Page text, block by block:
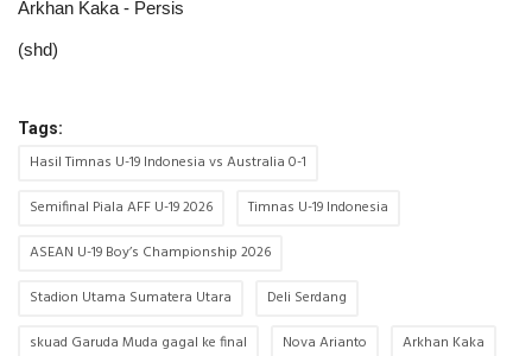
Arkhan Kaka - Persis
(shd)
Tags:
Hasil Timnas U-19 Indonesia vs Australia 0-1
Semifinal Piala AFF U-19 2026
Timnas U-19 Indonesia
ASEAN U-19 Boy’s Championship 2026
Stadion Utama Sumatera Utara
Deli Serdang
skuad Garuda Muda gagal ke final
Nova Arianto
Arkhan Kaka